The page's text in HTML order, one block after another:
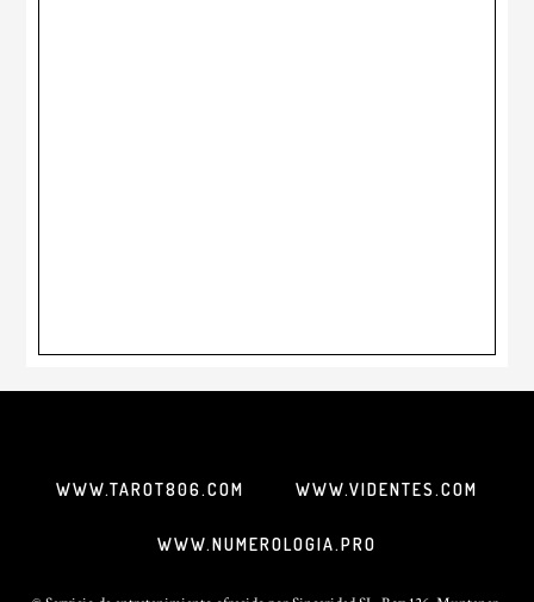
WWW.TAROT806.COM WWW.VIDENTES.COM
WWW.NUMEROLOGIA.PRO